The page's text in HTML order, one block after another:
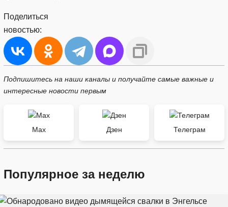
Поделиться
новостью:
Подпишитесь на наши каналы и получайте самые важные и
интересные новости первым
Max Дзен Телеграм
Популярное за неделю